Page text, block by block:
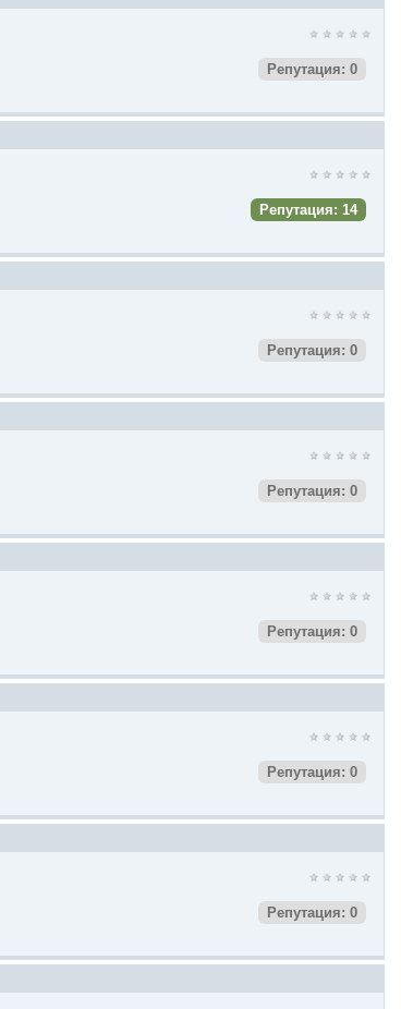
Репутация: 0
Репутация: 14
Репутация: 0
Репутация: 0
Репутация: 0
Репутация: 0
Репутация: 0